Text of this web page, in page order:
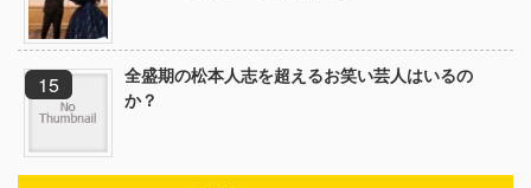
全盛期の松本人志を超えるお笑い芸人はいるの
か？